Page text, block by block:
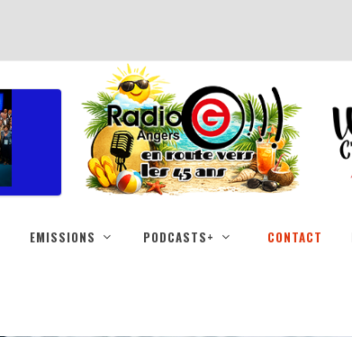
EMISSIONS PODCASTS+ CONTACT